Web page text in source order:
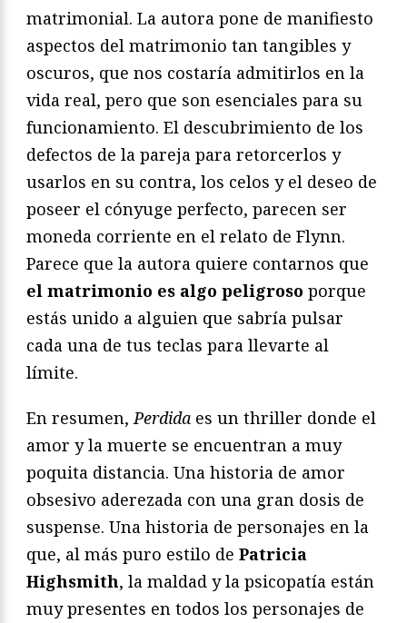
matrimonial. La autora pone de manifiesto
aspectos del matrimonio tan tangibles y
oscuros, que nos costaría admitirlos en la
vida real, pero que son esenciales para su
funcionamiento. El descubrimiento de los
defectos de la pareja para retorcerlos y
usarlos en su contra, los celos y el deseo de
poseer el cónyuge perfecto, parecen ser
moneda corriente en el relato de Flynn.
Parece que la autora quiere contarnos que
el matrimonio es algo peligroso porque
estás unido a alguien que sabría pulsar
cada una de tus teclas para llevarte al
límite.
En resumen, Perdida es un thriller donde el
amor y la muerte se encuentran a muy
poquita distancia. Una historia de amor
obsesivo aderezada con una gran dosis de
suspense. Una historia de personajes en la
que, al más puro estilo de Patricia
Highsmith, la maldad y la psicopatía están
muy presentes en todos los personajes de